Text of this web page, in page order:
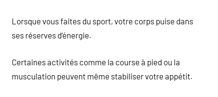
Lorsque vous faites du sport, votre corps puise dans
ses réserves d’énergie.
Certaines activités comme la course à pied ou la
musculation peuvent même stabiliser votre appétit.